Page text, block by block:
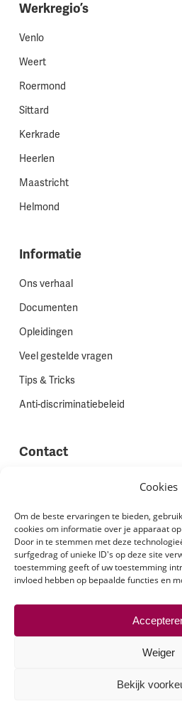
Cookies
Om de beste ervaringen te bieden,
cookies om informatie over je apparaat
Door in te stemmen met deze
surfgedrag of unieke ID's op deze site
toestemming geeft of uw toestemming
invloed hebben op bepaalde functies en
Weiger
Bekijk
Werkregio’s
Venlo
Weert
Roermond
Sittard
Kerkrade
Heerlen
Maastricht
Helmond
Informatie
Ons verhaal
Documenten
Opleidingen
Veel gestelde vragen
Tips & Tricks
Anti-discriminatiebeleid
Contact
Site feedback
Klachten